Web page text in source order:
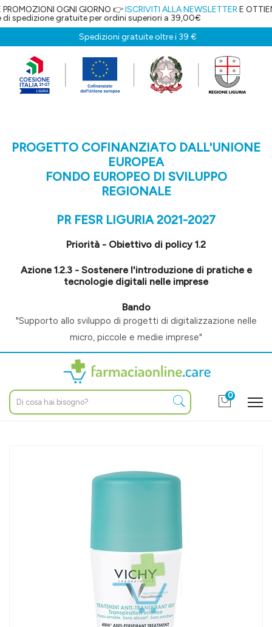
OGNI GIORNO 👉ISCRIVITI ALLA NEWSLETTERE OTTIENI IL 5%
gratuite per ordini superiori a 39,00€
Spedizioni gratuite oltre i 39 €
PROGETTO COFINANZIATO DALL'UNIONE
EUROPEA
FONDO EUROPEO DI SVILUPPO
REGIONALE
PR FESR LIGURIA 2021-2027
Priorità - Obiettivo di policy 1.2
Azione 1.2.3 - Sostenere l'introduzione di pratiche e
tecnologie digitali nelle imprese
Bando
"Supporto allo sviluppo di progetti di digitalizzazione nelle
micro, piccole e medie imprese"
0
Di Alluminio 50 ml